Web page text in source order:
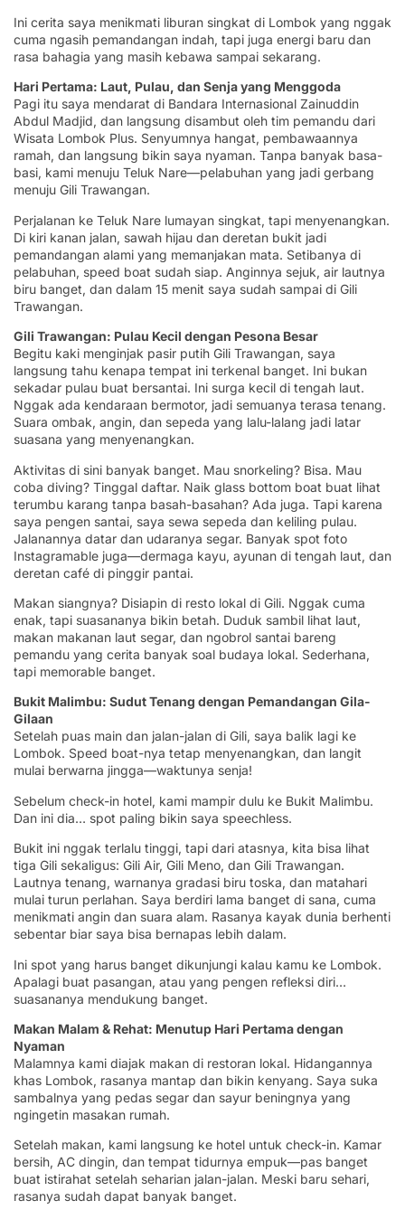
Ini cerita saya menikmati liburan singkat di Lombok yang nggak
cuma ngasih pemandangan indah, tapi juga energi baru dan
rasa bahagia yang masih kebawa sampai sekarang.
Hari Pertama: Laut, Pulau, dan Senja yang Menggoda
Pagi itu saya mendarat di Bandara Internasional Zainuddin
Abdul Madjid, dan langsung disambut oleh tim pemandu dari
Wisata Lombok Plus. Senyumnya hangat, pembawaannya
ramah, dan langsung bikin saya nyaman. Tanpa banyak basa-
basi, kami menuju Teluk Nare—pelabuhan yang jadi gerbang
menuju Gili Trawangan.
Perjalanan ke Teluk Nare lumayan singkat, tapi menyenangkan.
Di kiri kanan jalan, sawah hijau dan deretan bukit jadi
pemandangan alami yang memanjakan mata. Setibanya di
pelabuhan, speed boat sudah siap. Anginnya sejuk, air lautnya
biru banget, dan dalam 15 menit saya sudah sampai di Gili
Trawangan.
Gili Trawangan: Pulau Kecil dengan Pesona Besar
Begitu kaki menginjak pasir putih Gili Trawangan, saya
langsung tahu kenapa tempat ini terkenal banget. Ini bukan
sekadar pulau buat bersantai. Ini surga kecil di tengah laut.
Nggak ada kendaraan bermotor, jadi semuanya terasa tenang.
Suara ombak, angin, dan sepeda yang lalu-lalang jadi latar
suasana yang menyenangkan.
Aktivitas di sini banyak banget. Mau snorkeling? Bisa. Mau
coba diving? Tinggal daftar. Naik glass bottom boat buat lihat
terumbu karang tanpa basah-basahan? Ada juga. Tapi karena
saya pengen santai, saya sewa sepeda dan keliling pulau.
Jalanannya datar dan udaranya segar. Banyak spot foto
Instagramable juga—dermaga kayu, ayunan di tengah laut, dan
deretan café di pinggir pantai.
Makan siangnya? Disiapin di resto lokal di Gili. Nggak cuma
enak, tapi suasananya bikin betah. Duduk sambil lihat laut,
makan makanan laut segar, dan ngobrol santai bareng
pemandu yang cerita banyak soal budaya lokal. Sederhana,
tapi memorable banget.
Bukit Malimbu: Sudut Tenang dengan Pemandangan Gila-
Gilaan
Setelah puas main dan jalan-jalan di Gili, saya balik lagi ke
Lombok. Speed boat-nya tetap menyenangkan, dan langit
mulai berwarna jingga—waktunya senja!
Sebelum check-in hotel, kami mampir dulu ke Bukit Malimbu.
Dan ini dia… spot paling bikin saya speechless.
Bukit ini nggak terlalu tinggi, tapi dari atasnya, kita bisa lihat
tiga Gili sekaligus: Gili Air, Gili Meno, dan Gili Trawangan.
Lautnya tenang, warnanya gradasi biru toska, dan matahari
mulai turun perlahan. Saya berdiri lama banget di sana, cuma
menikmati angin dan suara alam. Rasanya kayak dunia berhenti
sebentar biar saya bisa bernapas lebih dalam.
Ini spot yang harus banget dikunjungi kalau kamu ke Lombok.
Apalagi buat pasangan, atau yang pengen refleksi diri…
suasananya mendukung banget.
Makan Malam & Rehat: Menutup Hari Pertama dengan
Nyaman
Malamnya kami diajak makan di restoran lokal. Hidangannya
khas Lombok, rasanya mantap dan bikin kenyang. Saya suka
sambalnya yang pedas segar dan sayur beningnya yang
ngingetin masakan rumah.
Setelah makan, kami langsung ke hotel untuk check-in. Kamar
bersih, AC dingin, dan tempat tidurnya empuk—pas banget
buat istirahat setelah seharian jalan-jalan. Meski baru sehari,
rasanya sudah dapat banyak banget.